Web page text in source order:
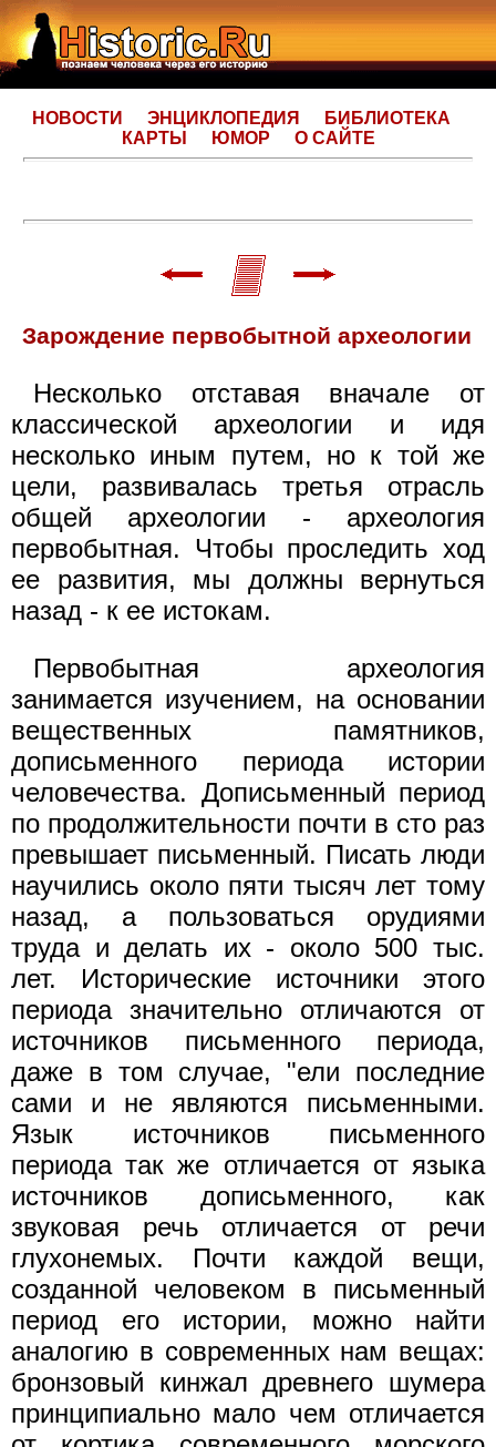
НОВОСТИ ЭНЦИКЛОПЕДИЯ
БИБЛИОТЕКА
КАРТЫ
ЮМОР О САЙТЕ
Зарождение первобытной археологии
Несколько отставая вначале от
классической археологии и идя
несколько иным путем, но к той же
цели, развивалась третья отрасль
общей археологии - археология
первобытная. Чтобы проследить ход
ее развития, мы должны вернуться
назад - к ее истокам.
Первобытная археология
занимается изучением, на основании
вещественных памятников,
дописьменного периода истории
человечества. Дописьменный период
по продолжительности почти в сто раз
превышает письменный. Писать люди
научились около пяти тысяч лет тому
назад, а пользоваться орудиями
труда и делать их - около 500 тыс.
лет. Исторические источники этого
периода значительно отличаются от
источников письменного периода,
даже в том случае, "ели последние
сами и не являются письменными.
Язык источников письменного
периода так же отличается от языка
источников дописьменного, как
звуковая речь отличается от речи
глухонемых. Почти каждой вещи,
созданной человеком в письменный
период его истории, можно найти
аналогию в современных нам вещах:
бронзовый кинжал древнего шумера
принципиально мало чем отличается